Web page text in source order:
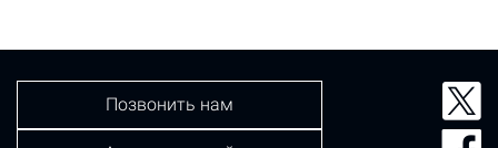
Позвонить нам